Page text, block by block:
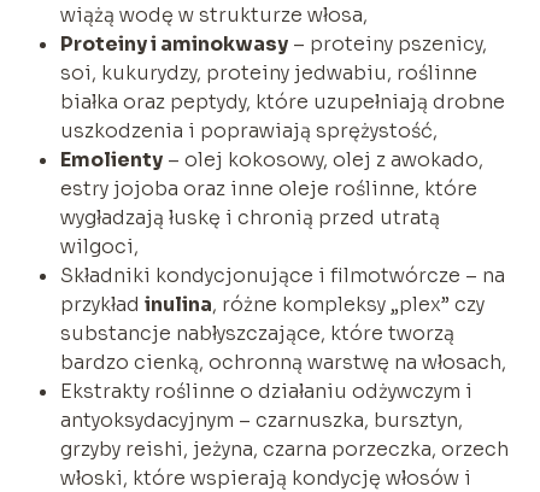
wiążą wodę w strukturze włosa,
Proteiny i aminokwasy– proteiny pszenicy,
soi, kukurydzy, proteiny jedwabiu, roślinne
białka oraz peptydy, które uzupełniają drobne
uszkodzenia i poprawiają sprężystość,
Emolienty– olej kokosowy, olej z awokado,
estry jojoba oraz inne oleje roślinne, które
wygładzają łuskę i chronią przed utratą
wilgoci,
Składniki kondycjonujące i filmotwórcze – na
przykład inulina, różne kompleksy „plex” czy
substancje nabłyszczające, które tworzą
bardzo cienką, ochronną warstwę na włosach,
Ekstrakty roślinne o działaniu odżywczym i
antyoksydacyjnym – czarnuszka, bursztyn,
grzyby reishi, jeżyna, czarna porzeczka, orzech
włoski, które wspierają kondycję włosów i